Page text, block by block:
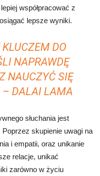
współpracować z
lepsze wyniki.
DO
NAPRAWDĘ
NAUCZYĆ SIĘ
– DALAI LAMA
słuchania jest
skupienie uwagi na
i empatii, oraz unikanie
relacje, unikać
zarówno w życiu